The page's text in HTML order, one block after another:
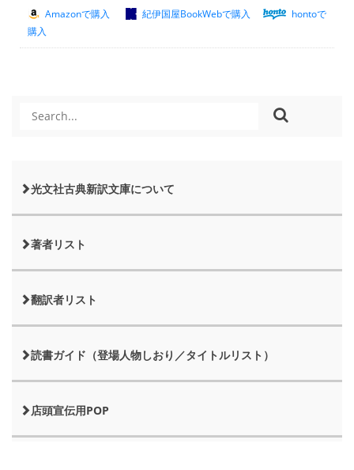
Amazonで購入 紀伊国屋BookWebで購入
hontoで
購入
光文社古典新訳文庫について
著者リスト
翻訳者リスト
読書ガイド（登場人物しおり／タイトルリスト）
店頭宣伝用POP